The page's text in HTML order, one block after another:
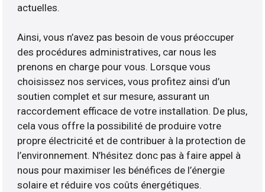
actuelles.
Ainsi, vous n’avez pas besoin de vous préoccuper
des procédures administratives, car nous les
prenons en charge pour vous. Lorsque vous
choisissez nos services, vous profitez ainsi d’un
soutien complet et sur mesure, assurant un
raccordement efficace de votre installation. De plus,
cela vous offre la possibilité de produire votre
propre électricité et de contribuer à la protection de
l’environnement. N’hésitez donc pas à faire appel à
nous pour maximiser les bénéfices de l’énergie
solaire et réduire vos coûts énergétiques.